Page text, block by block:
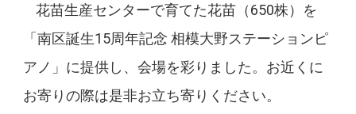
花苗生産センターで育てた花苗（650株）を
「南区誕生15周年記念 相模大野ステーションピ
アノ」に提供し、会場を彩りました。お近くに
お寄りの際は是非お立ち寄りください。